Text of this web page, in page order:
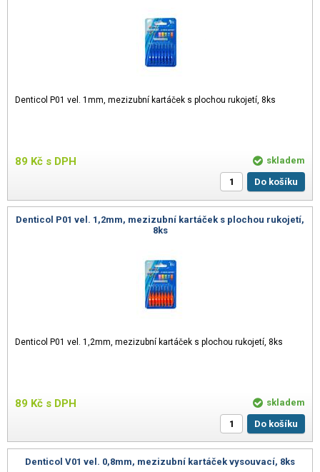
Denticol P01 vel. 1mm, mezizubní kartáček s plochou rukojetí, 8ks
89 Kč s DPH
skladem
Do košíku
Denticol P01 vel. 1,2mm, mezizubní kartáček s plochou rukojetí,
8ks
Denticol P01 vel. 1,2mm, mezizubní kartáček s plochou rukojetí, 8ks
89 Kč s DPH
skladem
Do košíku
Denticol V01 vel. 0,8mm, mezizubní kartáček vysouvací, 8ks